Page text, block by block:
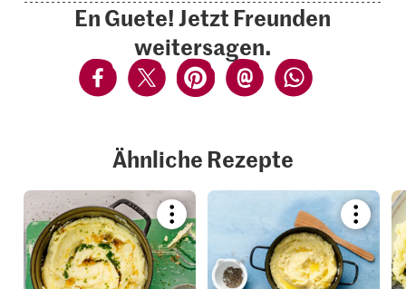
En Guete! Jetzt Freunden
weitersagen.
Ähnliche Rezepte
Bookmark
recipe
or
add
it
recipe
or
add
it